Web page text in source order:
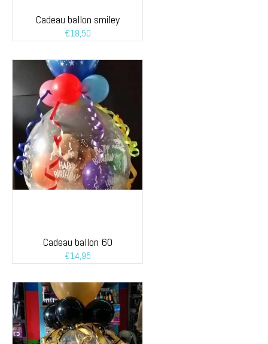
Cadeau ballon smiley
€18,50
Cadeau ballon 60
€14,95